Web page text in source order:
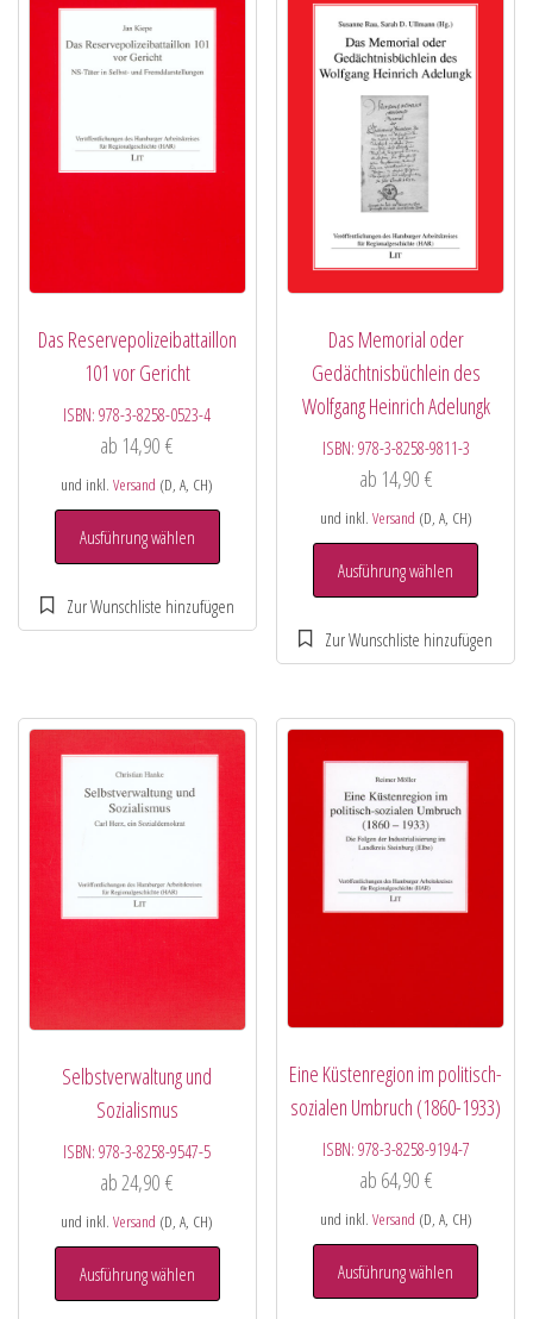
Das Reservepolizeibattaillon
101 vor Gericht
ISBN:978-3-8258-0523-4
ab 14,90€
und inkl.Versand (D, A, CH)
Ausführung wählen
Das Memorial oder
Gedächtnisbüchlein des
Wolfgang Heinrich Adelungk
ISBN: 978-3-8258-9811-3
ab 14,90 €
und inkl. Versand (D, A, CH)
Ausführung wählen
Selbstverwaltung und
Sozialismus
ISBN:978-3-8258-9547-5
ab24,90€
und inkl.Versand (D, A, CH)
Ausführung wählen
Eine Küstenregion im politisch-
sozialen Umbruch (1860-1933)
ISBN: 978-3-8258-9194-7
ab 64,90 €
und inkl. Versand (D, A, CH)
Ausführung wählen